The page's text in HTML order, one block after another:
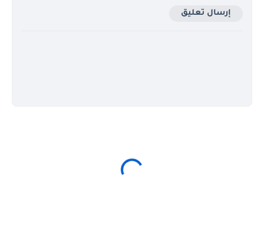
إرسال تعليق